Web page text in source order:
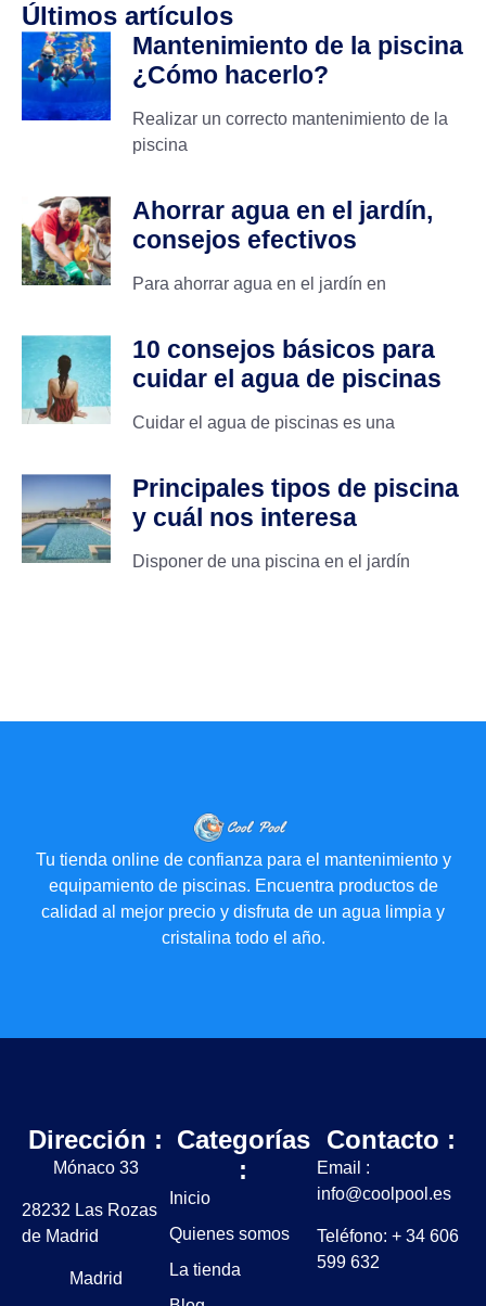
Últimos artículos
Mantenimiento de la piscina
¿Cómo hacerlo?
Realizar un correcto mantenimiento de la
piscina
Ahorrar agua en el jardín,
consejos efectivos
Para ahorrar agua en el jardín en
10 consejos básicos para
cuidar el agua de piscinas
Cuidar el agua de piscinas es una
Principales tipos de piscina
y cuál nos interesa
Disponer de una piscina en el jardín
Tu tienda online de confianza para el mantenimiento y
equipamiento de piscinas. Encuentra productos de
calidad al mejor precio y disfruta de un agua limpia y
cristalina todo el año.
Dirección :
Mónaco 33
28232 Las Rozas
de Madrid
Madrid
Categorías
:
Inicio
Quienes somos
La tienda
Contacto :
Email :
info@coolpool.es
Teléfono: + 34 606
599 632